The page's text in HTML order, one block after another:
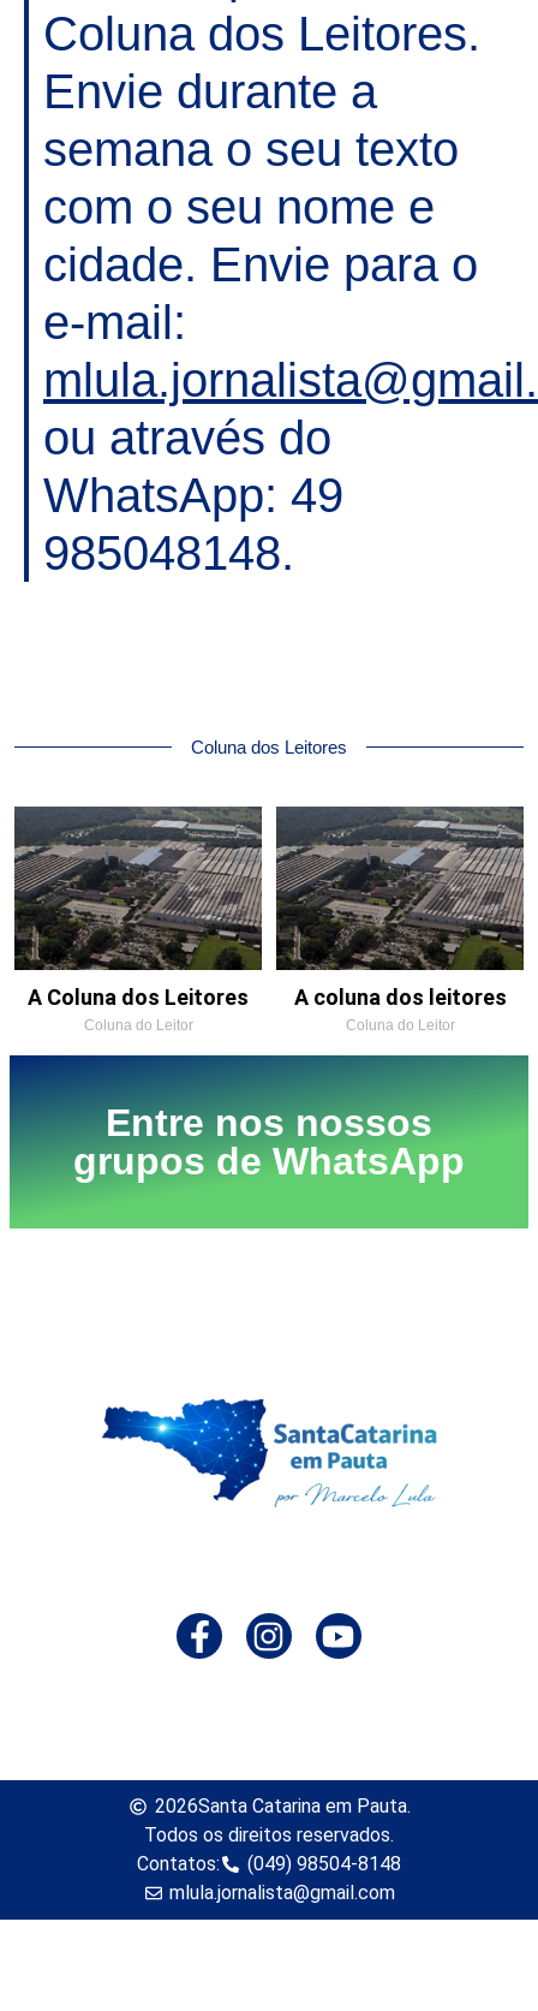
Coluna dos Leitores.
Envie durante a
semana o seu texto
com o seu nome e
cidade. Envie para o
e-mail:
ou através do
WhatsApp: 49
985048148.
Coluna dos Leitores
A Coluna dos Leitores
Coluna do Leitor
A coluna dos leitores
Coluna do Leitor
Entre nos nossos
grupos de WhatsApp
2026Santa Catarina em Pauta.
Todos os direitos reservados.
Contatos:
(049) 98504-8148
mlula.jornalista@gmail.com